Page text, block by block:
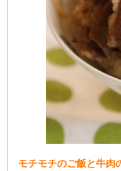
モチモチのご飯と牛肉